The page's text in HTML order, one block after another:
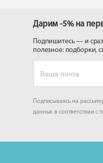
Дарим -5% на
Подпишитесь — и
полезное: подборки,
Подписываясь на
данных в соответствии с